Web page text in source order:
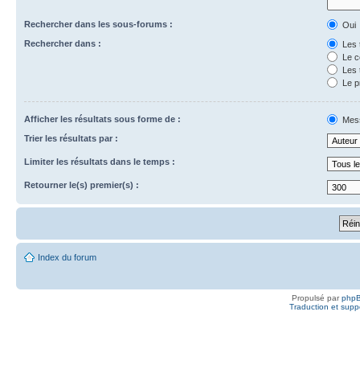
Rechercher dans les sous-forums :
Oui
Rechercher dans :
Les
Le
Les
Le
Afficher les résultats sous forme de :
Trier les résultats par :
Limiter les résultats dans le temps :
Retourner le(s) premier(s) :
Index du forum
Propulsé par
Traduction et